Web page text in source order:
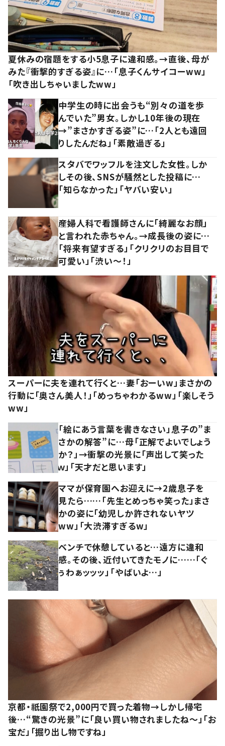
夏休みの宿題をする小5息子に違和感。→直後、母が
みた『衝撃的すぎる姿』に…「息子くんサイコーww」
「吹き出しちゃいましたww」
中学生の時に出会うも“別々の道を歩
んでいた”男女。しかし10年後の現在
→”まさかすぎる姿”に…「2人とも遠回
りしたんだね」「素敵過ぎる」
スタバでワッフルを注文した女性。しか
しその後、SNSが騒然とした投稿に…
「知らなかった」「ヤバい安い」
産婦人科で看護師さんに「綺麗なお顔」
と言われた赤ちゃん。→成長後の姿に…
「将来有望すぎる」「クリクリのお目目で
可愛い」「渋い～！」
スーパーに夫を連れて行くと…妻「おーいw」まさかの
行動に「奥さん美人！」「めっちゃわかるww」「楽しそう
ww」
「絵にあう言葉を書きなさい」息子の”ま
さかの解答”に…母「正解でよいでしょう
か？」→衝撃の光景に「声出して笑った
ｗ」「天才だと思います」
ママが保育園へお迎えに→2歳息子を
見たら……「先生とめっちゃ笑った」まさ
かの姿に「幼児しか許されないヤツ
ww」「大渋滞すぎるw」
ベンチで休憩していると…遠方に違和
感。その後、近付いてきたモノに……「ぐ
ぅわぁッッッ」「やばいよ…」
京都・祇園祭で2,000円で買った着物→しかし帰宅
後…“驚きの光景”に「良い買い物されましたね～」「お
宝だ」「掘り出し物ですね」